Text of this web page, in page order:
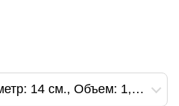
Высота: 26 см., Диаметр: 14 см., Объем: 1,8 л.